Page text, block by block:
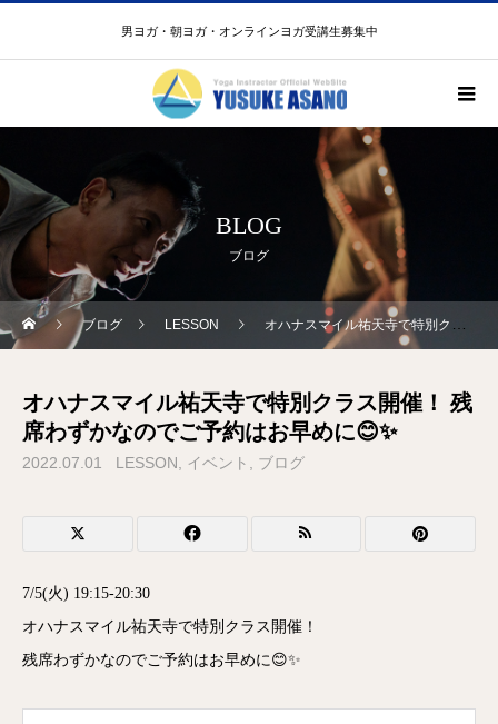
男ヨガ・朝ヨガ・オンラインヨガ受講生募集中
BLOG
ブログ
ブログ LESSON オハナスマイル祐天寺で特別クラス開催！ 残席わずかなのでご予約はお早めに😊✨
オハナスマイル祐天寺で特別クラス開催！ 残
席わずかなのでご予約はお早めに😊✨
2022.07.01 LESSON イベント ブログ
7/5(火) 19:15-20:30
オハナスマイル祐天寺で特別クラス開催！
残席わずかなのでご予約はお早めに😊✨